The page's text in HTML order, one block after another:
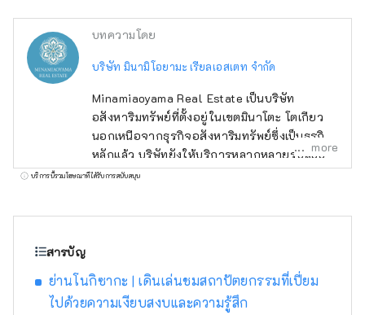
บทความโดย
บริษัท มินามิโอยามะ เรียลเอสเตท จำกัด
Minamiaoyama Real Estate เป็นบริษัท
อสังหาริมทรัพย์ที่ตั้งอยู่ในเขตมินาโตะ โตเกียว
นอกเหนือจากธุรกิจอสังหาริมทรัพย์ซึ่งเป็นธุรกิจ
หลักแล้ว บริษัทยังให้บริการหลากหลายรูปแบบ
เช่น อาหารและเครื่องดื่ม ที่พัก และ
ด้วยสถาปัตยกรรมญี่ปุ่นสมัยใหม่ ประสบการณ์
การรับประทานอาหารในคาเฟ่ที่จำลองแบบมา
more
บริการนี้รวมโฆษณาที่ได้รับการสนับสนุน
สารบัญ
ย่านโนกิซากะ | เดินเล่นชมสถาปัตยกรรมที่เปี่ยม
ไปด้วยความเงียบสงบและความรู้สึก